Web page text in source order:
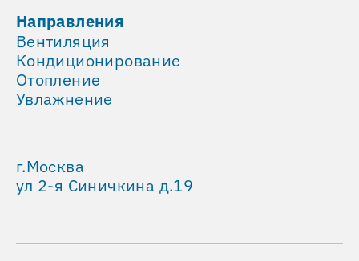
ОБЪЕКТА
Площадь
помещения:
1647
м²
метров
системы
Направления
Вентиляция
Кондиционирование
Отопление
Увлажнение
г.Москва
ул 2-я Синичкина д.19